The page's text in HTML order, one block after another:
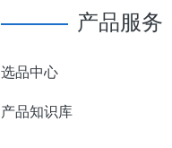
产品服务
选品中心
产品知识库